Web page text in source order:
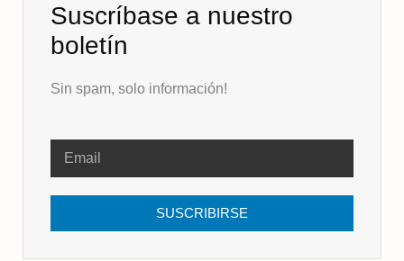
Suscríbase a nuestro
boletín
Sin spam, solo información!
SUSCRIBIRSE